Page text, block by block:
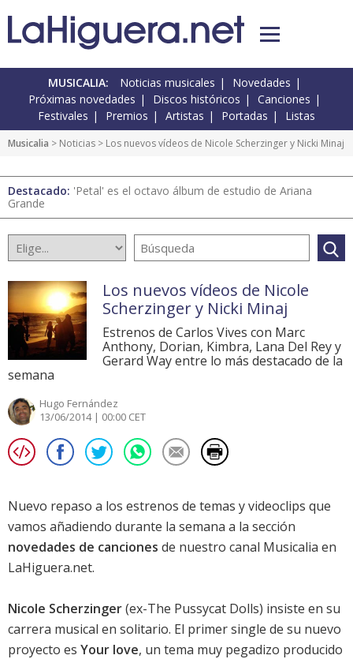
MUSICALIA: Noticias musicales
Novedades
Próximas novedades
Discos históricos
Canciones
Festivales
Premios Artistas Portadas Listas
Musicalia > Noticias > Los nuevos vídeos de Nicole Scherzinger y Nicki Minaj
Destacado: 'Petal' es el octavo álbum de estudio de Ariana
Grande
Los nuevos vídeos de Nicole
Scherzinger y Nicki Minaj
Estrenos de Carlos Vives con Marc
Anthony, Dorian, Kimbra, Lana Del Rey y
Gerard Way entre lo más destacado de la
semana
Hugo Fernández
13/06/2014 | 00:00 CET
Nuevo repaso a los estrenos de temas y videoclips que
vamos añadiendo durante la semana a la sección
novedades de canciones de nuestro canal Musicalia en
LaHiguera.net.
Nicole Scherzinger(ex-The Pussycat Dolls) insiste en su
carrera musical en solitario. El primer single de su nuevo
proyecto es Your love, un tema muy pegadizo producido